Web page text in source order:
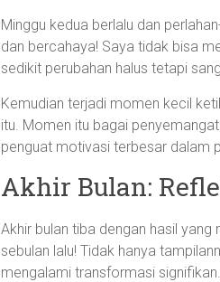
Minggu kedua berlalu dan
dan bercahaya! Saya tidak bisa
sedikit perubahan halus tetapi
Kemudian terjadi momen kecil
itu. Momen itu bagai
penguat motivasi terbesar dalam
Akhir Bulan:
Akhir bulan tiba dengan hasil
sebulan lalu! Tidak hanya
mengalami transformasi signifikan.